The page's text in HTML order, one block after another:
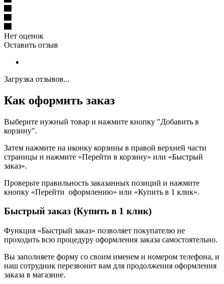
Нет оценок
Оставить отзыв
Загрузка отзывов...
Как оформить заказ
Выберите нужный товар и нажмите кнопку "Добавить в
корзину".
Затем нажмите на иконку корзины в правой верхней части
страницы и нажмите «Перейти в корзину» или «Быстрый
заказ».
Проверьте правильность заказанных позиций и нажмите
кнопку «Перейти оформлению» или «Купить в 1 клик».
Быстрый заказ (Купить в 1 клик)
Функция «Быстрый заказ» позволяет покупателю не
проходить всю процедуру оформления заказа самостоятельно.
Вы заполняете форму со своим именем и номером телефона, и
наш сотрудник перезвонит вам для продолжения оформления
заказа в магазине.